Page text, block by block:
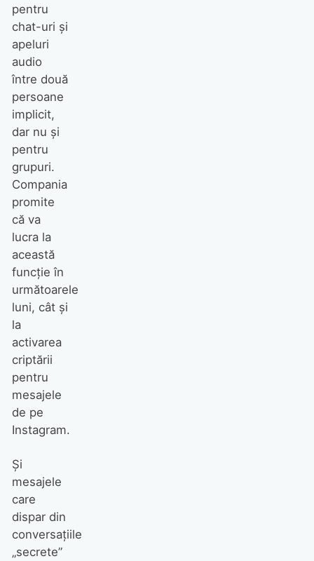
pentru
chat-uri și
apeluri
audio
între două
persoane
implicit,
dar nu și
pentru
grupuri.
Compania
promite
că va
lucra la
această
funcție în
următoarele
luni, cât și
la
activarea
criptării
pentru
mesajele
de pe
Instagram.
Și
mesajele
care
dispar din
conversațiile
„secrete”